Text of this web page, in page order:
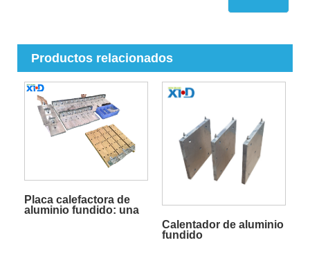
Productos relacionados
​Placa calefactora de
aluminio fundido: una
Calentador de aluminio
fundido